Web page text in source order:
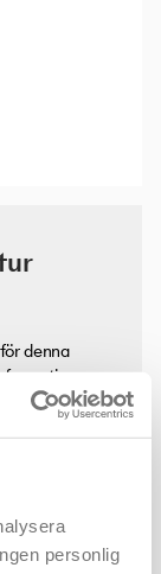
personlig
denna
- som
väljer rätt